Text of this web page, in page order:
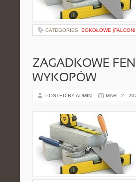
CATEGORIES: SOKOŁOWE
ZAGADKOWE
WYKOPÓW
POSTED BY ADMIN MAR - 2 -